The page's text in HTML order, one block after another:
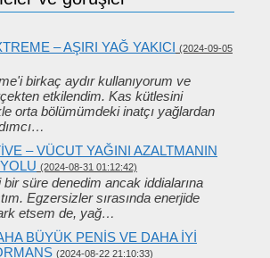
– AŞIRI YAĞ YAKICI
(2024-09-05
birkaç aydır kullanıyorum ve
etkilendim. Kas kütlesini
orta bölümümdeki inatçı yağlardan
– VÜCUT YAĞINI AZALTMANIN
(2024-08-31 01:12:42)
süre denedim ancak iddialarına
Egzersizler sırasında enerjide
etsem de, yağ…
BÜYÜK PENIS VE DAHA IYI
(2024-08-22 21:10:33)